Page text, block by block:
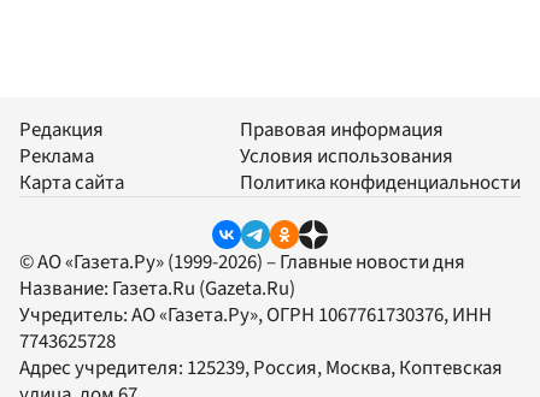
Редакция
Реклама
Карта сайта
Правовая информация
Условия использования
Политика конфиденциальности
© АО «Газета.Ру» (1999-2026) – Главные новости дня
Название: Газета.Ru (Gazeta.Ru)
Учредитель:АО «Газета.Ру», ОГРН 1067761730376, ИНН
7743625728
Адрес учредителя: 125239, Россия, Москва, Коптевская